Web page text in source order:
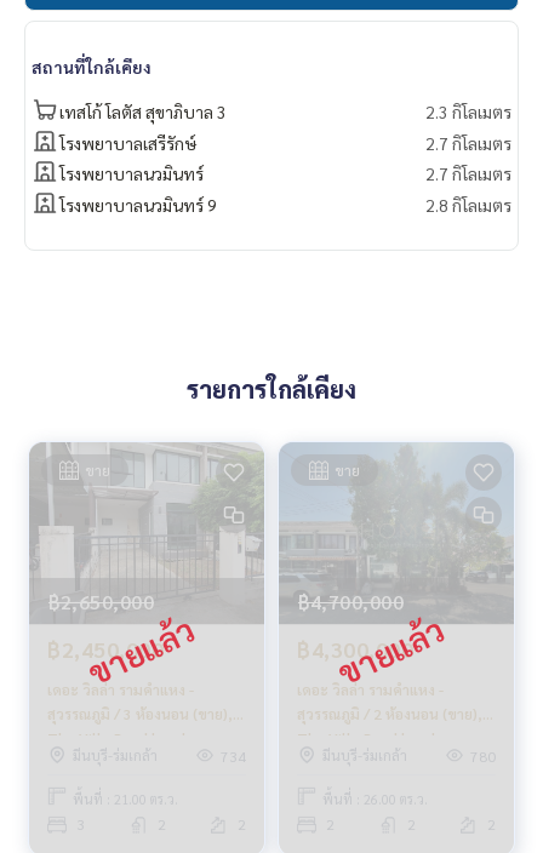
✔️ ที่ปรึกษามืออาชีพ ประสบการณ์มากกว่า 6 ปี
✔️ ข้อมูลเชิงลึกโดยผู้เชี่ยวชาญในพื้นที่
✔️ รับฝากขาย รับซื้อ ขายฝาก จำนอง
📲 Follow us:
www.homerealestateservices.co.th
“HOME - Real Estate Services”
สถานที่ใกล้เคียง
เทสโก้ โลตัส สุขาภิบาล 3
2.3 กิโลเมตร
โรงพยาบาลเสรีรักษ์
2.7 กิโลเมตร
โรงพยาบาลนวมินทร์
2.7 กิโลเมตร
โรงพยาบาลนวมินทร์ 9
2.8 กิโลเมตร
รายการใกล้เคียง
ขาย
฿2,650,000
฿2,450,000
เดอะ วิลล่า รามคำแหง -
สุวรรณภูมิ / 3 ห้องนอน (ขาย),
The Villa Ramkhamhaeng -
Suvarnabhumi / 3 Bedrooms
(SALE) AA296
มีนบุรี-ร่มเกล้า 734
พื้นที่ : 21.00 ตร.ว.
ขาย
฿4,700,000
฿4,300,000
เดอะ วิลล่า รามคำแหง -
สุวรรณภูมิ / 2 ห้องนอน (ขาย),
The Villa Ramkhamhaeng -
Suvarnabhumi / 2 Bedrooms
(SALE) AA286
มีนบุรี-ร่มเกล้า 780
พื้นที่ : 26.00 ตร.ว.